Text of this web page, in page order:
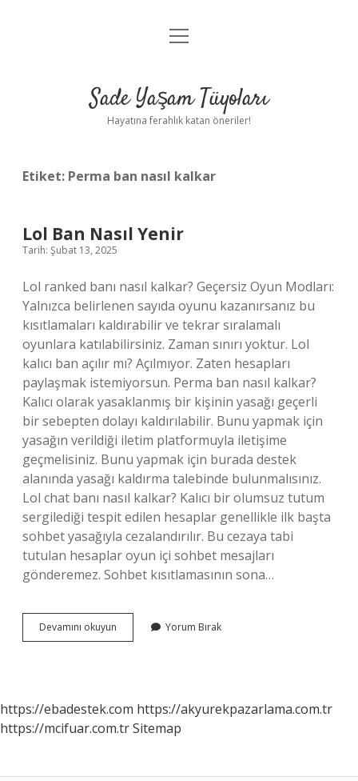
Anasayfa
Yasal Uyarı
menüyü
Sade Yaşam Tüyoları
Hayatına ferahlık katan öneriler!
Etiket: Perma ban nasıl kalkar
Lol Ban Nasıl Yenir
Tarih: Şubat 13, 2025
Lol ranked banı nasıl kalkar? Geçersiz Oyun Modları:
Yalnızca belirlenen sayıda oyunu kazanırsanız bu
kısıtlamaları kaldırabilir ve tekrar sıralamalı
oyunlara katılabilirsiniz. Zaman sınırı yoktur. Lol
kalıcı ban açılır mı? Açılmıyor. Zaten hesapları
paylaşmak istemiyorsun. Perma ban nasıl kalkar?
Kalıcı olarak yasaklanmış bir kişinin yasağı geçerli
bir sebepten dolayı kaldırılabilir. Bunu yapmak için
yasağın verildiği iletim platformuyla iletişime
geçmelisiniz. Bunu yapmak için burada destek
alanında yasağı kaldırma talebinde bulunmalısınız.
Lol chat banı nasıl kalkar? Kalıcı bir olumsuz tutum
sergilediği tespit edilen hesaplar genellikle ilk başta
sohbet yasağıyla cezalandırılır. Bu cezaya tabi
tutulan hesaplar oyun içi sohbet mesajları
gönderemez. Sohbet kısıtlamasının sona…
Devamını okuyun
Ban
Yorum Bırak
https://ebadestek.com https://akyurekpazarlama.com.tr
https://mcifuar.com.trSitemap